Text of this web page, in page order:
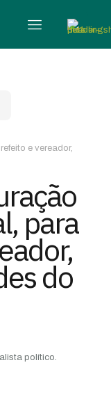
e vereador,
para
do
político.